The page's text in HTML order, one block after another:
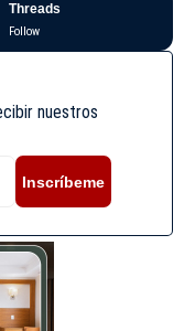
Threads
Follow
nuestros
Inscríbeme